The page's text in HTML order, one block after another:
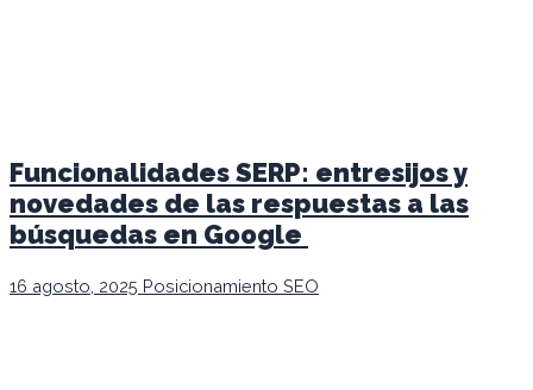
Funcionalidades SERP: entresijos y
novedades de las respuestas a las
búsquedas en Google
16 agosto, 2025 Posicionamiento SEO